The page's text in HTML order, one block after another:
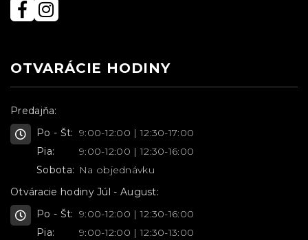
OTVARÁCIE HODINY
Predajňa:
Po - Št: 9:00-12:00 | 12:30-17:00
Pia:
9:00-12:00 | 12:30-16:00
Sobota: Na objednávku
Otváracie hodiny Júl - August:
Po - Št: 9:00-12:00 | 12:30-16:00
Pia:
9:00-12:00 | 12:30-13:00